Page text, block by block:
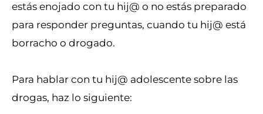
estás enojado con tu hij@ o no estás preparado
para responder preguntas, cuando tu hij@ está
borracho o drogado.
Para hablar con tu hij@ adolescente sobre las
drogas, haz lo siguiente: